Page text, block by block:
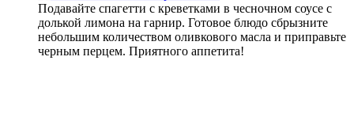
Подавайте спагетти с креветками в чесночном соусе с
долькой лимона на гарнир. Готовое блюдо сбрызните
небольшим количеством оливкового масла и приправьте
черным перцем. Приятного аппетита!